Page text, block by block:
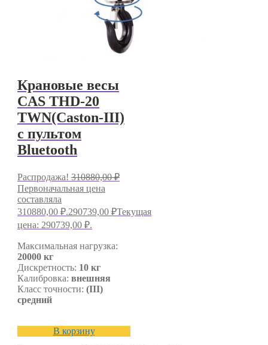
Крановые весы
CAS THD-20
TWN(Caston-III)
с пультом
Bluetooth
Распродажа! 310880,00₽
Первоначальная цена
составляла
310880,00 ₽.290739,00 ₽Текущая
цена: 290739,00 ₽.
Максимальная нагрузка:
20000 кг
Дискретность: 10 кг
Калибровка: внешняя
Класс точности: (III)
средний
В корзину